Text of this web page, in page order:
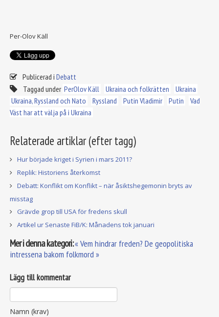
Per-Olov Käll
Publicerad i Debatt
Taggad under PerOlov Käll Ukraina och folkrätten
Ukraina
Ukraina, Ryssland och Nato
Ryssland Putin Vladimir Putin
Vad
Väst har att välja på i Ukraina
Relaterade artiklar (efter tagg)
Hur började kriget i Syrien i mars 2011?
Replik: Historiens återkomst
Debatt: Konflikt om Konflikt – när åsiktshegemonin bryts av
misstag
Grävde grop till USA för fredens skull
Artikel ur Senaste FiB/K: Månadens tok januari
Mer i denna kategori:« Vem hindrar freden? De geopolitiska
intressena bakom folkmord »
Lägg till kommentar
Namn (krav)